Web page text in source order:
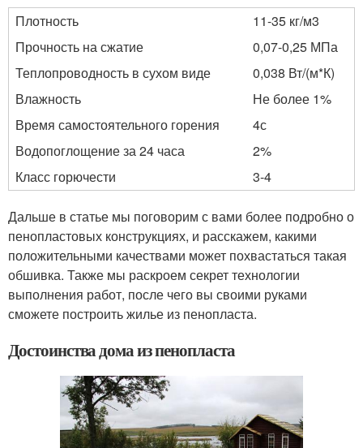
Плотность
11-35 кг/м3
Прочность на сжатие
0,07-0,25 МПа
Теплопроводность в сухом виде
0,038 Вт/(м*К)
Влажность
Не более 1%
Время самостоятельного горения
4с
Водопоглощение за 24 часа
2%
Класс горючести
3-4
Дальше в статье мы поговорим с вами более подробно о
пенопластовых конструкциях, и расскажем, какими
положительными качествами может похвастаться такая
обшивка. Также мы раскроем секрет технологии
выполнения работ, после чего вы своими руками
сможете построить жилье из пенопласта.
Достоинства дома из пенопласта